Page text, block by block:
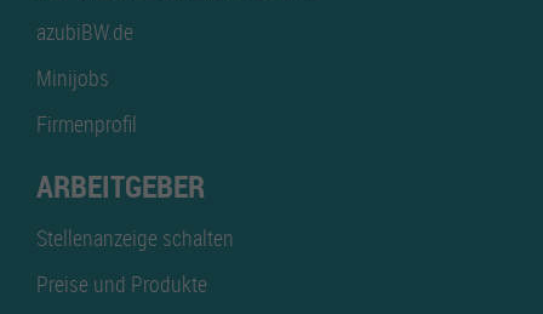
azubiBW.de
Minijobs
Firmenprofil
ARBEITGEBER
Stellenanzeige schalten
Preise und Produkte